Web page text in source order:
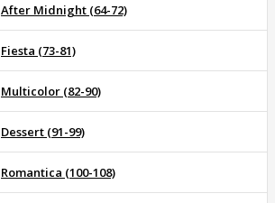
After Midnight (64-72)
Fiesta (73-81)
Multicolor (82-90)
Dessert (91-99)
Romantica (100-108)